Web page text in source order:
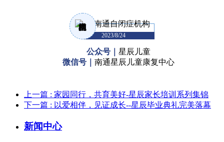
2023/8/24
公众号｜ 星辰儿童
微信号｜ 南通星辰儿童康复中心
上一篇 : 家园同行，共育美好-星辰家长培训系列集锦
下一篇 : 以爱相伴，见证成长--星辰毕业典礼完美落幕
新闻中心